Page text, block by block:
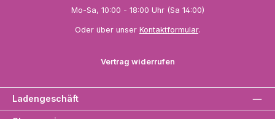
Mo-Sa, 10:00 - 18:00 Uhr (Sa 14:00)
Oder über unser Kontaktformular.
Vertrag widerrufen
Ladengeschäft